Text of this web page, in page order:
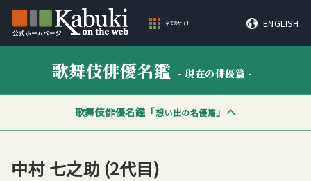
全てのサイト ENGLISH
歌舞伎俳優名鑑 - 現在の俳優篇 -
歌舞伎俳優名鑑「想い出の名優篇」へ
中村 七之助 (2代目)